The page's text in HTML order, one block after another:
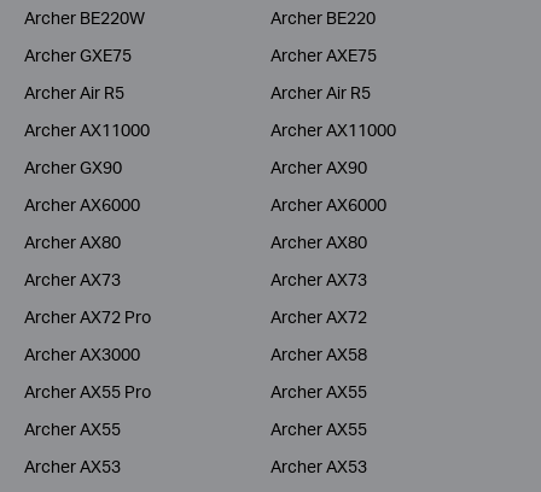
Archer BE220W
Archer BE220
Archer GXE75
Archer AXE75
Archer Air R5
Archer Air R5
Archer AX11000
Archer AX11000
Archer GX90
Archer AX90
Archer AX6000
Archer AX6000
Archer AX80
Archer AX80
Archer AX73
Archer AX73
Archer AX72 Pro
Archer AX72
Archer AX3000
Archer AX58
Archer AX55 Pro
Archer AX55
Archer AX55
Archer AX55
Archer AX53
Archer AX53